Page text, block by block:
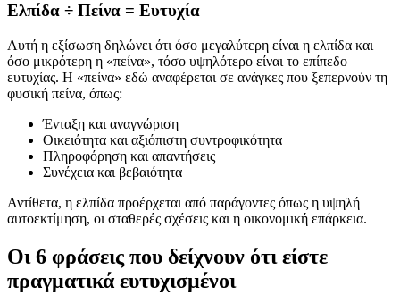
Ελπίδα ÷ Πείνα = Ευτυχία
Αυτή η εξίσωση δηλώνει ότι όσο μεγαλύτερη είναι η ελπίδα και
όσο μικρότερη η «πείνα», τόσο υψηλότερο είναι το επίπεδο
ευτυχίας. Η «πείνα» εδώ αναφέρεται σε ανάγκες που ξεπερνούν τη
φυσική πείνα, όπως:
Ένταξη και αναγνώριση
Οικειότητα και αξιόπιστη συντροφικότητα
Πληροφόρηση και απαντήσεις
Συνέχεια και βεβαιότητα
Αντίθετα, η ελπίδα προέρχεται από παράγοντες όπως η υψηλή
αυτοεκτίμηση, οι σταθερές σχέσεις και η οικονομική επάρκεια.
Οι 6 φράσεις που δείχνουν ότι είστε
πραγματικά ευτυχισμένοι